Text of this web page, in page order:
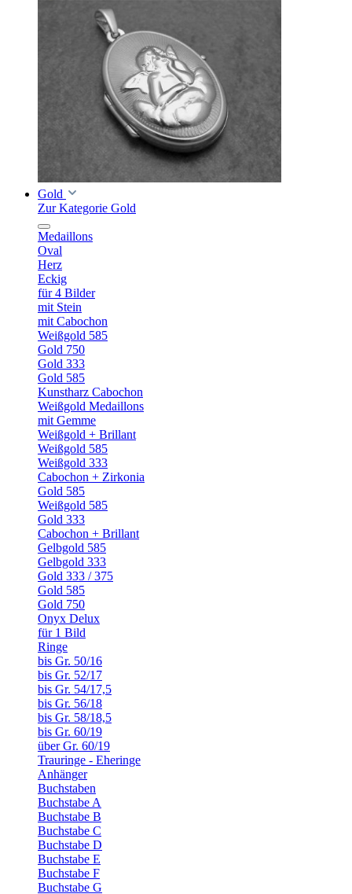
Gold
Zur Kategorie Gold
Medaillons
Oval
Herz
Eckig
für 4 Bilder
mit Stein
mit Cabochon
Weißgold 585
Gold 750
Gold 333
Gold 585
Kunstharz Cabochon
Weißgold Medaillons
mit Gemme
Weißgold + Brillant
Weißgold 585
Weißgold 333
Cabochon + Zirkonia
Gold 585
Weißgold 585
Gold 333
Cabochon + Brillant
Gelbgold 585
Gelbgold 333
Gold 333 / 375
Gold 585
Gold 750
Onyx Delux
für 1 Bild
Ringe
bis Gr. 50/16
bis Gr. 52/17
bis Gr. 54/17,5
bis Gr. 56/18
bis Gr. 58/18,5
bis Gr. 60/19
über Gr. 60/19
Trauringe - Eheringe
Anhänger
Buchstaben
Buchstabe A
Buchstabe B
Buchstabe C
Buchstabe D
Buchstabe E
Buchstabe F
Buchstabe G